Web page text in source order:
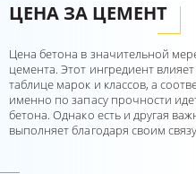
ЦЕНА ЗА ЦЕМЕНТ
Цена бетона в значительной
цемента. Этот ингредиент
таблице марок и классов, а
именно по запасу прочности
бетона. Однако есть и другая
выполняет благодаря своим